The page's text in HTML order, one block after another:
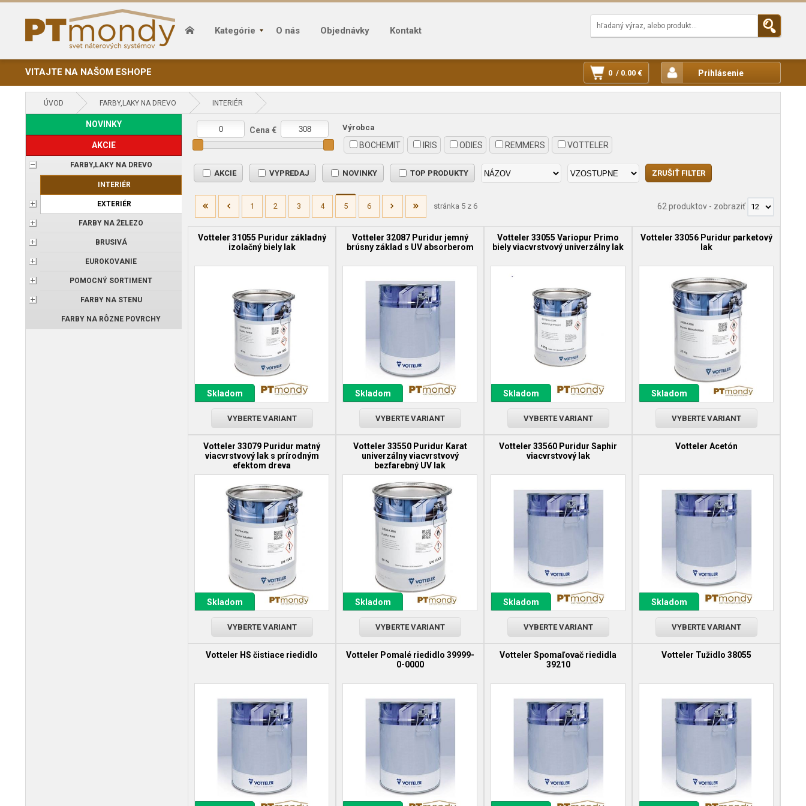
Kategórie O nás Objednávky Kontakt
VITAJTE NA NAŠOM ESHOPE Prihlásenie
0 / 0.00 €
ÚVOD FARBY,LAKY NA DREVO INTERIÉR
NOVINKY
AKCIE
FARBY,LAKY NA DREVO
INTERIÉR
EXTERIÉR
FARBY NA ŽELEZO
BRUSIVÁ
EUROKOVANIE
POMOCNÝ SORTIMENT
FARBY NA STENU
FARBY NA RÔZNE POVRCHY
Cena € Výrobca
BOCHEMIT IRIS ODIES REMMERS VOTTELER
AKCIE VYPREDAJ NOVINKY TOP PRODUKTY
1 2 3 4 5 6 stránka 5 z 6 62 produktov - zobraziť
Votteler 31055 Puridur základný
izolačný biely lak
Skladom
VYBERTE VARIANT
Votteler 32087 Puridur jemný
brúsny základ s UV absorberom
Skladom
VYBERTE VARIANT
Votteler 33055 Variopur Primo
biely viacvrstvový univerzálny lak
Skladom
VYBERTE VARIANT
Votteler 33056 Puridur parketový
lak
Skladom
VYBERTE VARIANT
Votteler 33079 Puridur matný
viacvrstvový lak s prírodným
efektom dreva
Skladom
VYBERTE VARIANT
Votteler 33550 Puridur Karat
univerzálny viacvrstvový
bezfarebný UV lak
Skladom
VYBERTE VARIANT
Votteler 33560 Puridur Saphir
viacvrstvový lak
Skladom
VYBERTE VARIANT
Votteler Acetón
Skladom
VYBERTE VARIANT
Votteler HS čistiace riedidlo
Votteler Pomalé riedidlo 39999-
0-0000
Votteler Spomaľovač riedidla
39210
Votteler Tužidlo 38055